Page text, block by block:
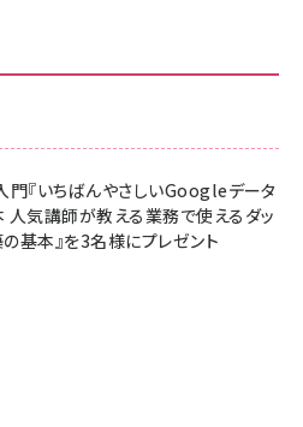
『いちばんやさしいGoogleデータ
人気講師が教える業務で使えるダッ
の基本』を3名様にプレゼント